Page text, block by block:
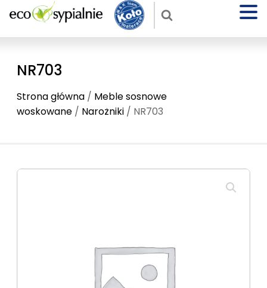
NR703
Strona główna / Meble sosnowe
woskowane / Narożniki / NR703